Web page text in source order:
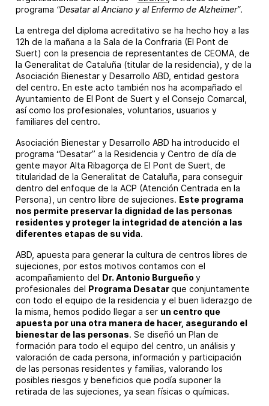
programa “Desatar al Anciano y al Enfermo de Alzheimer”.
La entrega del diploma acreditativo se ha hecho hoy a las
12h de la mañana a la Sala de la Confraria (El Pont de
Suert) con la presencia de representantes de CEOMA, de
la Generalitat de Cataluña (titular de la residencia), y de la
Asociación Bienestar y Desarrollo ABD, entidad gestora
del centro. En este acto también nos ha acompañado el
Ayuntamiento de El Pont de Suert y el Consejo Comarcal,
así como los profesionales, voluntarios, usuarios y
familiares del centro.
Asociación Bienestar y Desarrollo ABD ha introducido el
programa “Desatar” a la Residencia y Centro de día de
gente mayor Alta Ribagorça de El Pont de Suert, de
titularidad de la Generalitat de Cataluña, para conseguir
dentro del enfoque de la ACP (Atención Centrada en la
Persona), un centro libre de sujeciones. Este programa
nos permite preservar la dignidad de las personas
residentes y proteger la integridad de atención a las
diferentes etapas de su vida.
ABD, apuesta para generar la cultura de centros libres de
sujeciones, por estos motivos contamos con el
acompañamiento del Dr. Antonio Burgueñoy
profesionales del Programa Desatarque conjuntamente
con todo el equipo de la residencia y el buen liderazgo de
la misma, hemos podido llegar a ser un centro que
apuesta por una otra manera de hacer, asegurando el
bienestar de las personas. Se diseñó un Plan de
formación para todo el equipo del centro, un análisis y
valoración de cada persona, información y participación
de las personas residentes y familias, valorando los
posibles riesgos y beneficios que podía suponer la
retirada de las sujeciones, ya sean físicas o químicas.